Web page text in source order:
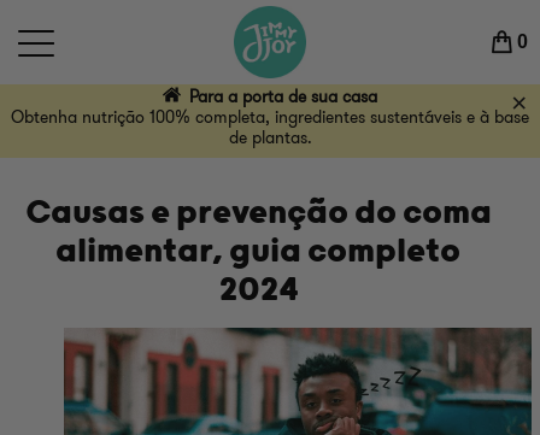
0
Para a porta de sua casa
Obtenha nutrição 100% completa, ingredientes sustentáveis ​​e à base
de plantas.
Para a porta de sua casa
Obtenha nutrição 100% completa, ingredientes sustentáveis ​​e à base
de plantas.
Causas e prevenção do coma
alimentar, guia completo
2024